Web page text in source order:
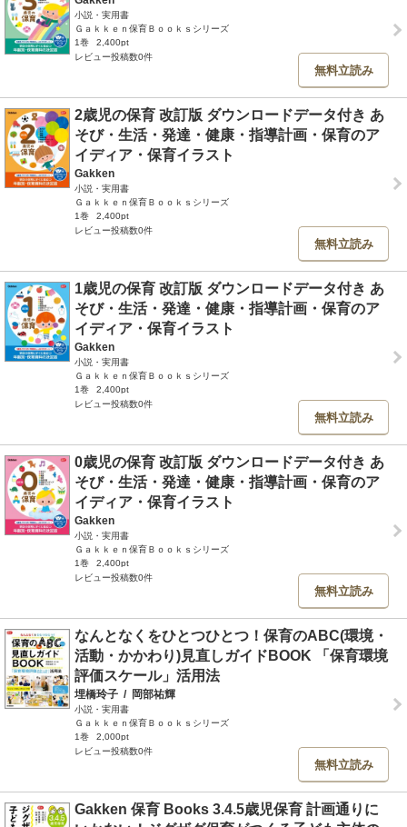
小説・実用書
Ｇａｋｋｅｎ保育Ｂｏｏｋｓシリーズ
1巻
2,400pt
レビュー投稿数0件
無料立読み
2歳児の保育 改訂版 ダウンロードデータ付き あ
そび・生活・発達・健康・指導計画・保育のア
イディア・保育イラスト
Gakken
小説・実用書
Ｇａｋｋｅｎ保育Ｂｏｏｋｓシリーズ
1巻
2,400pt
レビュー投稿数0件
無料立読み
1歳児の保育 改訂版 ダウンロードデータ付き あ
そび・生活・発達・健康・指導計画・保育のア
イディア・保育イラスト
Gakken
小説・実用書
Ｇａｋｋｅｎ保育Ｂｏｏｋｓシリーズ
1巻
2,400pt
レビュー投稿数0件
無料立読み
0歳児の保育 改訂版 ダウンロードデータ付き あ
そび・生活・発達・健康・指導計画・保育のア
イディア・保育イラスト
Gakken
小説・実用書
Ｇａｋｋｅｎ保育Ｂｏｏｋｓシリーズ
1巻
2,400pt
レビュー投稿数0件
無料立読み
なんとなくをひとつひとつ！保育のABC(環境・
活動・かかわり)見直しガイドBOOK 「保育環境
評価スケール」活用法
埋橋玲子 / 岡部祐輝
小説・実用書
Ｇａｋｋｅｎ保育Ｂｏｏｋｓシリーズ
1巻
2,000pt
レビュー投稿数0件
無料立読み
Gakken 保育 Books 3.4.5歳児保育 計画通りに